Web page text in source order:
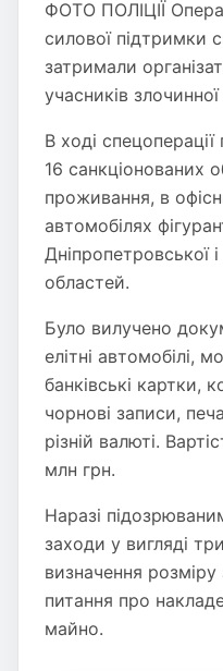
ФОТО ПОЛІЦІЇ
силової підтримки
затримали
учасників злочинної
В ході
16 санкціонованих
проживання, в
автомобілях
Дніпропетровської
областей.
Було вилучено
елітні автомобілі,
банківські картки,
чорнові записи,
різній валюті.
млн грн.
Наразі
заходи у вигляді
визначення
питання про
майно.